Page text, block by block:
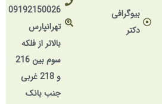
بیوگرافی
دکتر
09192150026
تهرانپارس
بالاتر از فلکه
سوم بین 216
و 218 غربی
جنب بانک